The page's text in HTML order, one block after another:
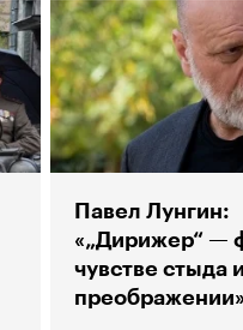
Павел Лунгин:
«„Дирижер“ —
чувстве стыда и
преображении»